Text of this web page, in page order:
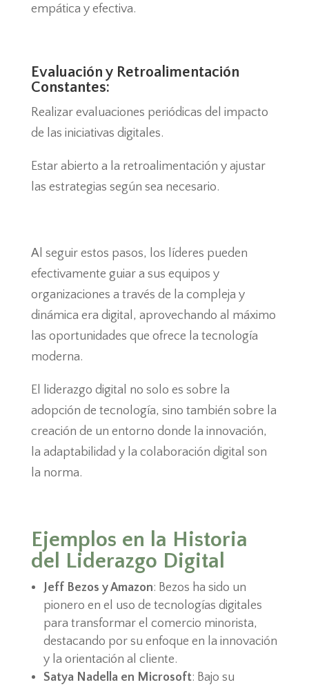
empática y efectiva.
Evaluación y Retroalimentación
Constantes:
Realizar evaluaciones periódicas del impacto
de las iniciativas digitales.
Estar abierto a la retroalimentación y ajustar
las estrategias según sea necesario.
Al seguir estos pasos, los líderes pueden
efectivamente guiar a sus equipos y
organizaciones a través de la compleja y
dinámica era digital, aprovechando al máximo
las oportunidades que ofrece la tecnología
moderna.
El liderazgo digital no solo es sobre la
adopción de tecnología, sino también sobre la
creación de un entorno donde la innovación,
la adaptabilidad y la colaboración digital son
la norma.
Ejemplos en la Historia
del Liderazgo Digital
Jeff Bezos y Amazon: Bezos ha sido un
pionero en el uso de tecnologías digitales
para transformar el comercio minorista,
destacando por su enfoque en la innovación
y la orientación al cliente.
Satya Nadella en Microsoft: Bajo su